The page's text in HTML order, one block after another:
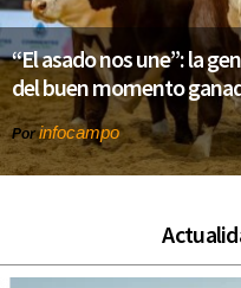
“El asado nos une”: la
del buen momento
Porinfocampo